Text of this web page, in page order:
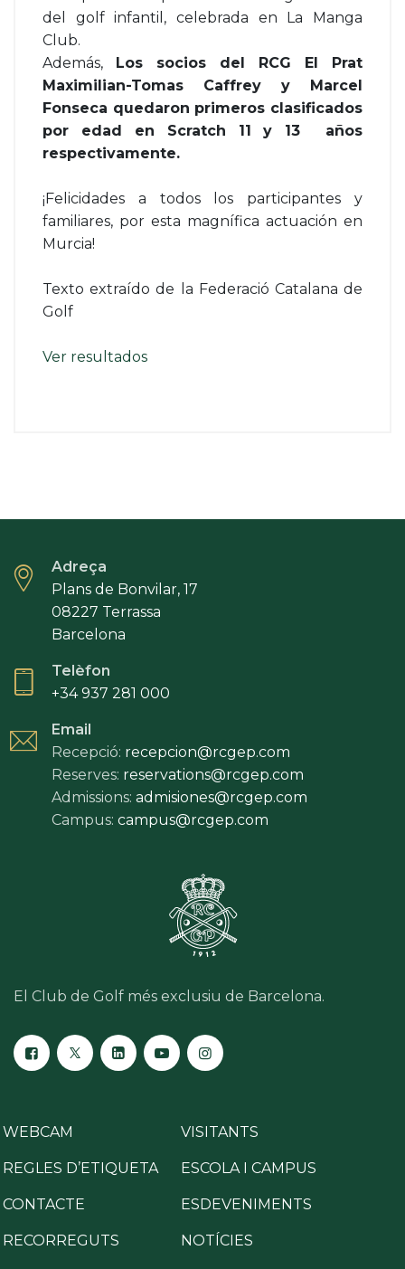
del golf infantil, celebrada en La Manga
Club.
Además, Los socios del RCG El Prat
Maximilian-Tomas Caffrey y Marcel
Fonseca quedaron primeros clasificados
por edad en Scratch 11 y 13 años
respectivamente.
¡Felicidades a todos los participantes y
familiares, por esta magnífica actuación en
Murcia!
Texto extraído de la Federació Catalana de
Golf
Ver resultados
Adreça
Plans de Bonvilar, 17
08227 Terrassa
Barcelona
Telèfon
+34 937 281 000
Email
Recepció: recepcion@rcgep.com
Reserves: reservations@rcgep.com
Admissions: admisiones@rcgep.com
Campus: campus@rcgep.com
El Club de Golf més exclusiu de Barcelona.
WEBCAM VISITANTS
REGLES D’ETIQUETA ESCOLA I CAMPUS
CONTACTE ESDEVENIMENTS
RECORREGUTS NOTÍCIES